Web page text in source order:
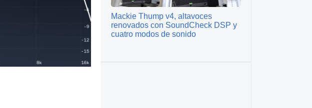
Mackie Thump v4, altavoces
renovados con SoundCheck DSP y
cuatro modos de sonido